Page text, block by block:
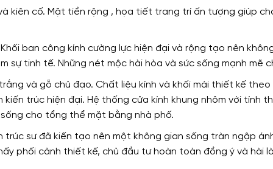
kiên cố. Mặt tiền rộng , họa tiết trang trí ấn tượng giúp
ban công kính cường lực hiện đại và rộng tạo nên
sự tinh tế. Những nét mộc hài hòa và sức sống mạnh mẽ
và gỗ chủ đạo. Chất liệu kính và khối mái thiết kế
kiến trúc hiện đại. Hệ thống cửa kính khung nhôm với tính
cho tổng thể mặt bằng nhà phố.
sư đã kiến tạo nên một không gian sống tràn ngập
phối cảnh thiết kế, chủ đầu tư hoàn toàn đồng ý và hài